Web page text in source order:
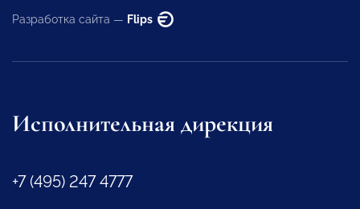
Разработка сайта — Flips
Исполнительная дирекция
+7 (495) 247 4777